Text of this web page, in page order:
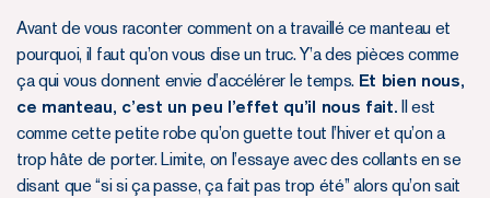
Avant de vous raconter comment on a travaillé ce manteau et
pourquoi, il faut qu’on vous dise un truc. Y’a des pièces comme
ça qui vous donnent envie d’accélérer le temps. Et bien nous,
ce manteau, c’est un peu l’effet qu’il nous fait. Il est
comme cette petite robe qu’on guette tout l’hiver et qu’on a
trop hâte de porter. Limite, on l’essaye avec des collants en se
disant que “si si ça passe, ça fait pas trop été” alors qu’on sait